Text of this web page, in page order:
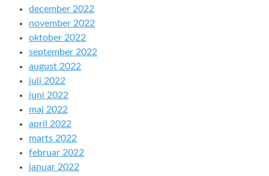
december 2022
november 2022
oktober 2022
september 2022
august 2022
juli 2022
juni 2022
maj 2022
april 2022
marts 2022
februar 2022
januar 2022